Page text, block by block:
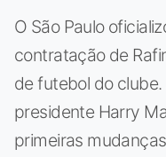
O São Paulo
contratação de
de futebol do
presidente Harry
primeiras